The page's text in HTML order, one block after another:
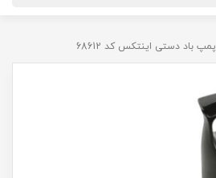
پمپ باد دستی اینتکس کد 68612